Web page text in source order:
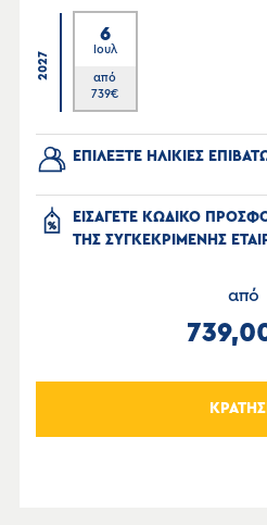
2027
6
Ιουλ
από
739€
ΕΠΙΛΕΞΤΕ ΗΛΙΚΙΕΣ
ΕΙΣΑΓΕΤΕ ΚΩΔΙΚΟ
ΤΗΣ ΣΥΓΚΕΚΡΙΜΕΝΗΣ
από